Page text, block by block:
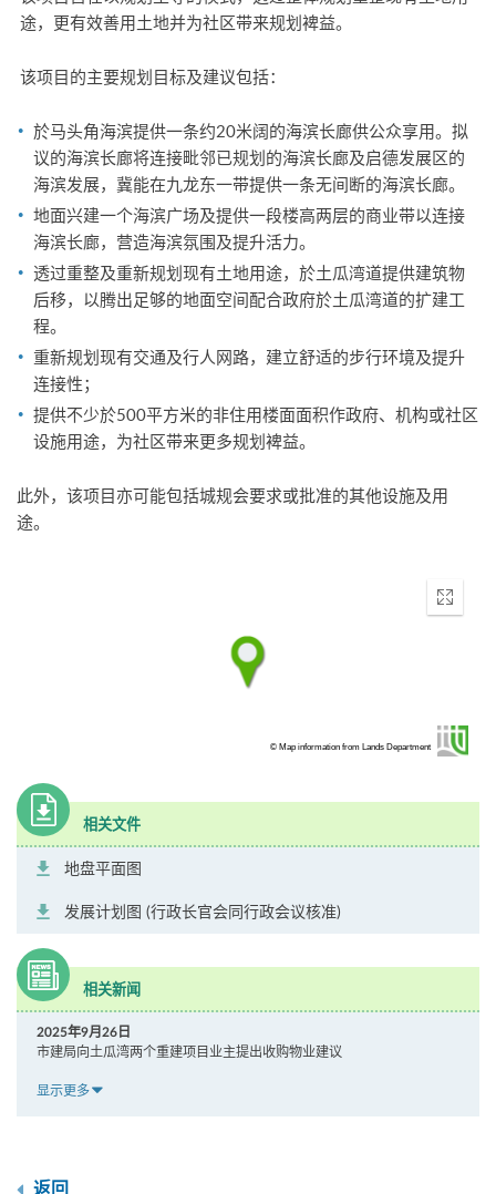
途，更有效善用土地并为社区带来规划裨益。
该项目的主要规划目标及建议包括：
於马头角海滨提供一条约20米阔的海滨长廊供公众享用。拟
议的海滨长廊将连接毗邻已规划的海滨长廊及启德发展区的
海滨发展，冀能在九龙东一带提供一条无间断的海滨长廊。
地面兴建一个海滨广场及提供一段楼高两层的商业带以连接
海滨长廊，营造海滨氛围及提升活力。
透过重整及重新规划现有土地用途，於土瓜湾道提供建筑物
后移，以腾出足够的地面空间配合政府於土瓜湾道的扩建工
程。
重新规划现有交通及行人网路，建立舒适的步行环境及提升
连接性；
提供不少於500平方米的非住用楼面面积作政府、机构或社区
设施用途，为社区带来更多规划裨益。
此外，该项目亦可能包括城规会要求或批准的其他设施及用
途。
Enter
© Map information from Lands Department
相关文件
地盘平面图
发展计划图 (行政长官会同行政会议核准)
相关新闻
2025年9月26日
市建局向土瓜湾两个重建项目业主提出收购物业建议
显示更多
返回